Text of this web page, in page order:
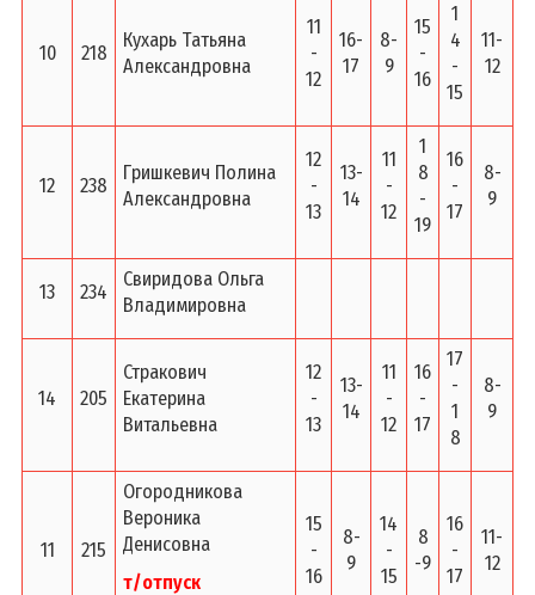
10 218
Кухарь Татьяна
Александровна
11
-
12
16-
17
8-
9
15
-
16
1
4
-
15
11-
12
12 238
Гришкевич Полина
Александровна
12
-
13
13-
14
11
-
12
1
8
-
19
16
-
17
8-
9
13 234
Свиридова Ольга
Владимировна
14 205
Стракович
Екатерина
Витальевна
12
-
13
13-
14
11
-
12
16
-
17
17
-
1
8
8-
9
11 215
Огородникова
Вероника
Денисовна
т/отпуск
15
-
16
8-
9
14
-
15
8
-9
16
-
17
11-
12